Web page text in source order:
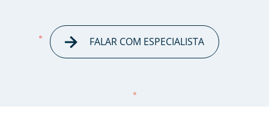
FALAR COM ESPECIALISTA